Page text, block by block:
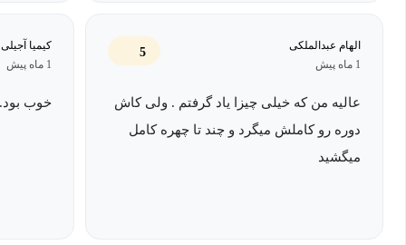
الهام عبدالملکی
1 ماه پیش
5
عالیه من که خیلی چیزا یاد گرفتم . ولی کاش
دوره رو کاملش میگرد و چند تا چهره کامل
میگشید
کیمیا آجیلی
1 ماه پیش
خوب بود.